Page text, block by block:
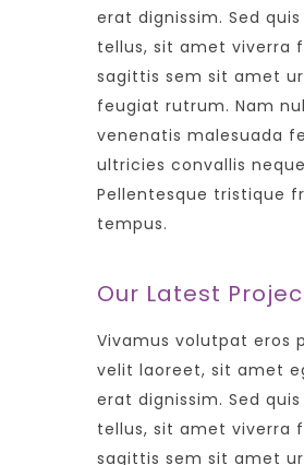
erat dignissim. Sed
tellus, sit amet viverra
sagittis sem sit amet
feugiat rutrum. Nam
venenatis malesuada
ultricies convallis
Pellentesque tristique
tempus.
Our Latest
Vivamus volutpat eros
velit laoreet, sit amet
erat dignissim. Sed
tellus, sit amet viverra
sagittis sem sit amet